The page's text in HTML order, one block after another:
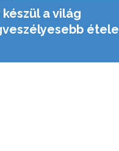
készül a világ
étele